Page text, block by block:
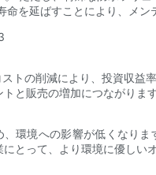
を延ばすことにより、メ
の削減により、投資収益
と販売の増加につながりま
環境への影響が低くなり
とって、より環境に優しい